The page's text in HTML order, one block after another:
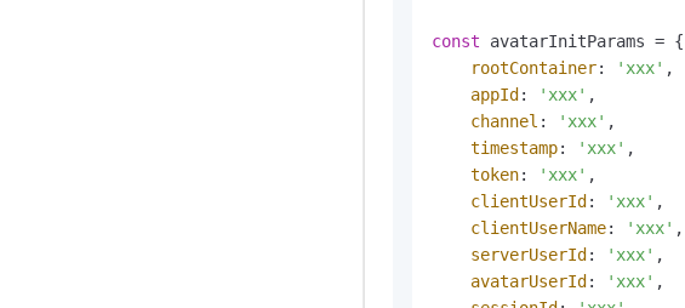
const avatarInitParams = {
rootContainer: 'xxx' ,
appId : 'xxx' ,
channel : 'xxx' ,
timestamp: 'xxx' ,
token: 'xxx' ,
clientUserId : 'xxx' ,
clientUserName: 'xxx' ,
serverUserId : 'xxx' ,
avatarUserId : 'xxx' ,